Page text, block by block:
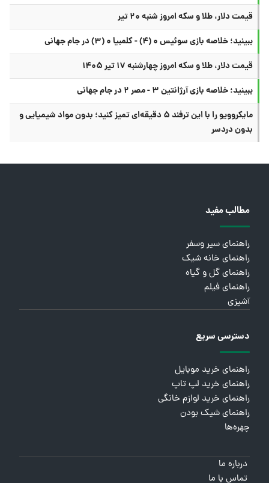
قیمت دلار، طلا و سکه امروز شنبه ۲۰ تیر
ببینید؛ خلاصه بازی سوئیس ۰ (۴) - کلمبیا ۰ (۳) در جام جهانی
قیمت دلار، طلا و سکه امروز چهارشنبه ۱۷ تیر ۱۴۰۵
ببینید؛ خلاصه بازی آرژانتین ۳ - مصر ۲ در جام جهانی
مایکروویو را با این ترفند ۵ دقیقه‌ای تمیز کنید؛ بدون مواد شیمیایی و
بدون دردسر
مطالب مفید
راهنمای سیر وسفر
راهنمای خانه شیک
راهنمای گل و گیاه
راهنمای فیلم
آشپزی
دسترسی سریع
راهنمای خرید موبایل
راهنمای خرید لپ تاپ
راهنمای خرید لوازم خانگی
راهنمای شیک بودن
چهره‌ها
درباره ما
تماس با ما